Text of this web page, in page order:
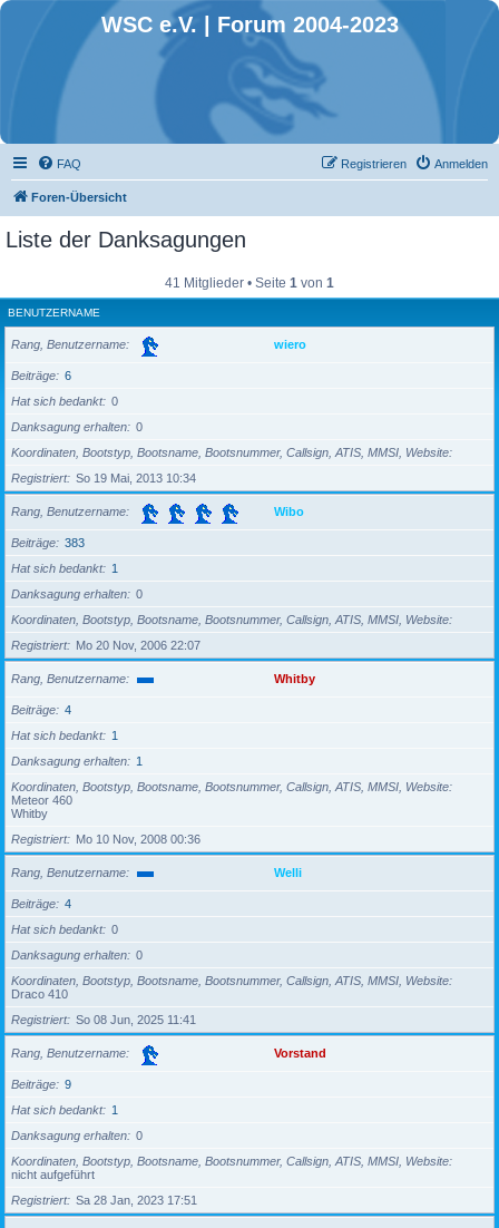
WSC e.V. | Forum 2004-2023
FAQ Anmelden
Registrieren
Foren-Übersicht
Liste der Danksagungen
41 Mitglieder • Seite 1 von 1
BENUTZERNAME
Rang, Benutzername wiero
Beiträge
6
Hat sich bedankt
0
Danksagung erhalten
0
Koordinaten, Bootstyp, Bootsname, Bootsnummer, Callsign, ATIS, MMSI, Website
Registriert
So 19 Mai, 2013 10:34
Rang, Benutzername Wibo
Beiträge
383
Hat sich bedankt
1
Danksagung erhalten
0
Koordinaten, Bootstyp, Bootsname, Bootsnummer, Callsign, ATIS, MMSI, Website
Registriert
Mo 20 Nov, 2006 22:07
Rang, Benutzername Whitby
Beiträge
4
Hat sich bedankt
1
Danksagung erhalten
1
Koordinaten, Bootstyp, Bootsname, Bootsnummer, Callsign, ATIS, MMSI, Website
Meteor 460
Whitby
Registriert
Mo 10 Nov, 2008 00:36
Rang, Benutzername Welli
Beiträge
4
Hat sich bedankt
0
Danksagung erhalten
0
Koordinaten, Bootstyp, Bootsname, Bootsnummer, Callsign, ATIS, MMSI, Website
Draco 410
Registriert
So 08 Jun, 2025 11:41
Rang, Benutzername Vorstand
Beiträge
9
Hat sich bedankt
1
Danksagung erhalten
0
Koordinaten, Bootstyp, Bootsname, Bootsnummer, Callsign, ATIS, MMSI, Website
nicht aufgeführt
Registriert
Sa 28 Jan, 2023 17:51